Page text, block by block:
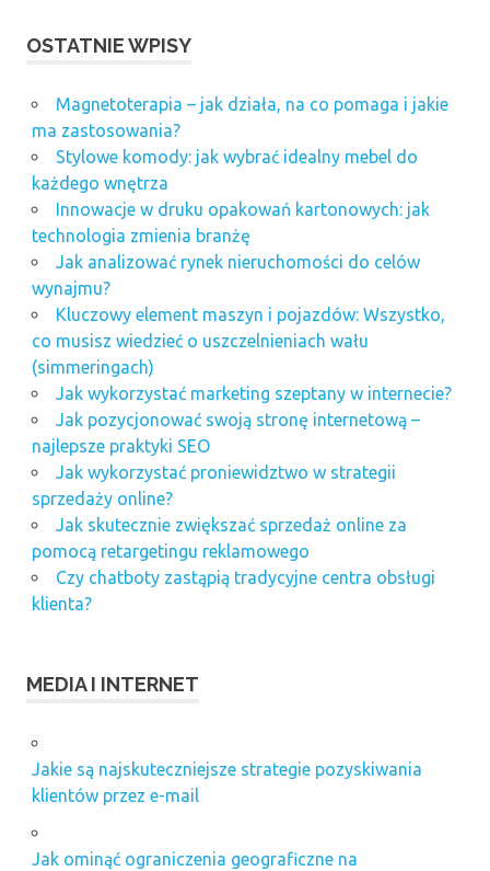
OSTATNIE WPISY
Magnetoterapia – jak działa, na co pomaga i jakie
ma zastosowania?
Stylowe komody: jak wybrać idealny mebel do
każdego wnętrza
Innowacje w druku opakowań kartonowych: jak
technologia zmienia branżę
Jak analizować rynek nieruchomości do celów
wynajmu?
Kluczowy element maszyn i pojazdów: Wszystko,
co musisz wiedzieć o uszczelnieniach wału
(simmeringach)
Jak wykorzystać marketing szeptany w internecie?
Jak pozycjonować swoją stronę internetową –
najlepsze praktyki SEO
Jak wykorzystać proniewidztwo w strategii
sprzedaży online?
Jak skutecznie zwiększać sprzedaż online za
pomocą retargetingu reklamowego
Czy chatboty zastąpią tradycyjne centra obsługi
klienta?
MEDIA I INTERNET
Jakie są najskuteczniejsze strategie pozyskiwania
klientów przez e-mail
Jak ominąć ograniczenia geograficzne na